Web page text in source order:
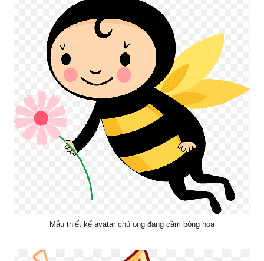
Mẫu thiết kế avatar chú ong đang cầm bông hoa